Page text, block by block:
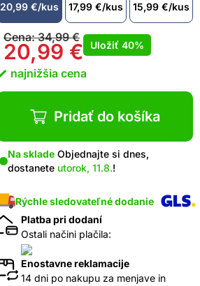
20,99 €/kus
17,99 €/kus
15,99 €/kus
Cena:34,99€
20,99 € Uložiť 40%
najnižšia cena
Pridať do košíka
Na sklade Objednajte si dnes,
dostanete utorok, 11.8.!
Rýchle sledovateľné dodanie
Platba pri dodaní
Ostali načini plačila:
Enostavne reklamacije
14 dni po nakupu za menjave in